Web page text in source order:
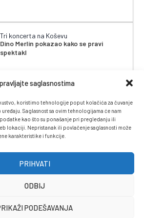
saglasnostima
koristimo tehnologije poput kolačića za čuvanje
Saglasnost sa ovim tehnologijama će nam
kao što su ponašanje pri pregledanju ili
lokaciji. Nepristanak ili povlačenje saglasnosti može
karakteristike i funkcije.
PRIHVATI
ODBIJ
PODEŠAVANJA
Tri koncerta na Koševu
Dino Merlin pokazao kako se pravi
spektakl